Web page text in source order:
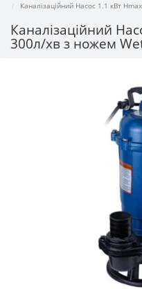
Каналізаційний Насос 1.1 кВт
Каналізаційний
300л/хв з ножем